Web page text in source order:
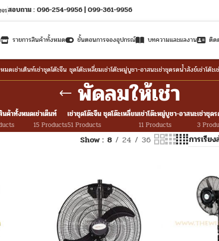
รสอบถาม : 096-254-9956 | 099-361-9956
รายการสินค้าทั้งหมด ขั้นตอนการจองอุปกรณ์ บทความและผลงาน ติด
มดเช่าเต็นท์เช่าชุดโต๊ะจีน ชุดโต๊ะเหลี่ยมเช่าโต๊ะหมู่บูชา-อาสนะเช่าชุดรดน้ำสังข์เช่าโต๊ะเ
พัดลมให้เช่า
นค้าทั้งหมดเช่าเต็นท์
15 Products
เช่าชุดโต๊ะจีน ชุดโต๊ะเหลี่ยม
51 Products
เช่าโต๊ะหมู่บูชา-อาสนะ
11 Products
เช่าชุด
3
Show 8 24 36